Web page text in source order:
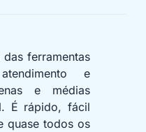
ferramentas
e
e médias
É rápido, fácil
quase todos os